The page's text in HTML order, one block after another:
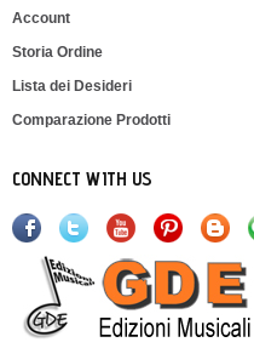
Account
Storia Ordine
Lista dei Desideri
Comparazione Prodotti
CONNECT WITH US